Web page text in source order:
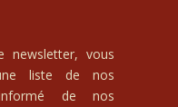
newsletter, vous
liste de nos
de nos